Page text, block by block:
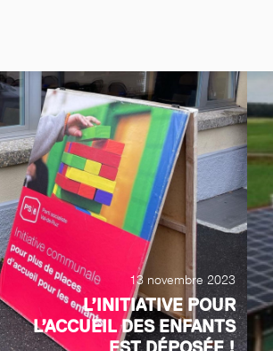
13 novembre 2023
L’INITIATIVE POUR
L’ACCUEIL DES ENFANTS